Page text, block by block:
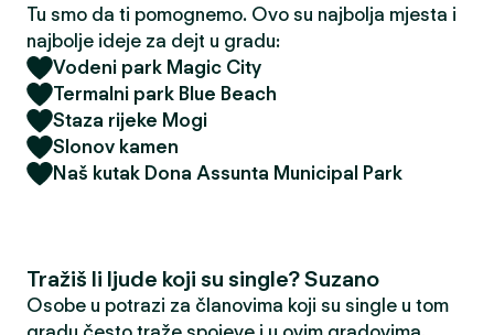
Tu smo da ti pomognemo. Ovo su najbolja mjesta i
najbolje ideje za dejt u gradu:
Vodeni park Magic City
Termalni park Blue Beach
Staza rijeke Mogi
Slonov kamen
Naš kutak Dona Assunta Municipal Park
Tražiš li ljude koji su single? Suzano
Osobe u potrazi za članovima koji su single u tom